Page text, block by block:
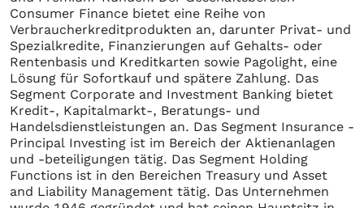
Consumer Finance bietet eine Reihe von
Verbraucherkreditprodukten an, darunter Privat- und
Spezialkredite, Finanzierungen auf Gehalts- oder
Rentenbasis und Kreditkarten sowie Pagolight, eine
Lösung für Sofortkauf und spätere Zahlung. Das
Segment Corporate and Investment Banking bietet
Kredit-, Kapitalmarkt-, Beratungs- und
Handelsdienstleistungen an. Das Segment Insurance -
Principal Investing ist im Bereich der Aktienanlagen
und -beteiligungen tätig. Das Segment Holding
Functions ist in den Bereichen Treasury und Asset
and Liability Management tätig. Das Unternehmen